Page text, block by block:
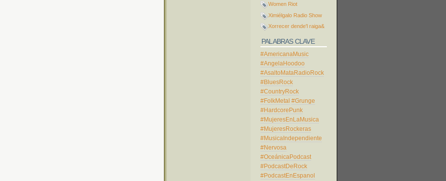
Women Riot
Ximiélgalo Radio Show
Xorrecer dende'l raiga&
PALABRAS CLAVE
#AmericanaMusic
#AngelaHoodoo
#AsaltoMataRadioRock
#BluesRock
#CountryRock
#FolkMetal #Grunge
#HardcorePunk
#MujeresEnLaMusica
#MujeresRockeras
#MusicaIndependiente
#Nervosa
#OceánicaPodcast
#PodcastDeRock
#PodcastEnEspanol